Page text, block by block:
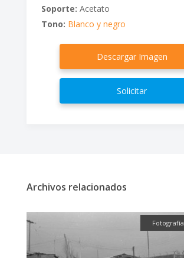
Soporte: Acetato
Tono: Blanco y negro
Descargar Imagen
Solicitar
Archivos relacionados
Fotografía